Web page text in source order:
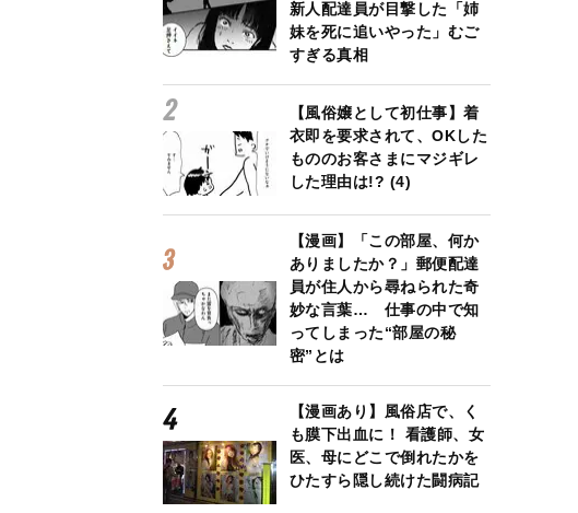
新人配達員が目撃した「姉
妹を死に追いやった」むご
すぎる真相
【風俗嬢として初仕事】着
衣即を要求されて、OKした
もののお客さまにマジギレ
した理由は!? (4)
【漫画】「この部屋、何か
ありましたか？」郵便配達
員が住人から尋ねられた奇
妙な言葉… 仕事の中で知
ってしまった“部屋の秘
密”とは
【漫画あり】風俗店で、く
も膜下出血に！ 看護師、女
医、母にどこで倒れたかを
ひたすら隠し続けた闘病記